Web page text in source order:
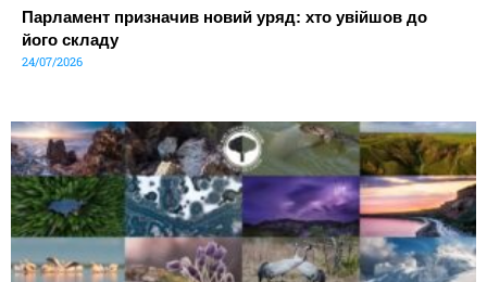
Парламент призначив новий уряд: хто увійшов до
його складу
24/07/2026